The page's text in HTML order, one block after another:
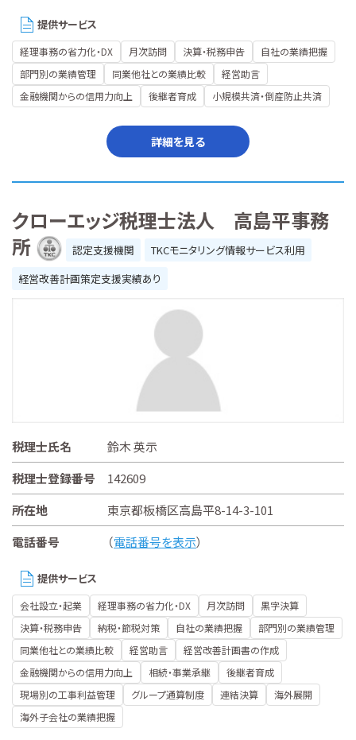
提供サービス
経理事務の省力化・DX 月次訪問 決算・税務申告
自社の業績把握
部門別の業績管理
同業他社との業績比較
経営助言
金融機関からの信用力向上
後継者育成 小規模共済・倒産防止共済
詳細を見る
クローエッジ税理士法人 高島平事務
所
認定支援機関
TKCモニタリング情報サービス利用
経営改善計画策定支援実績あり
税理士氏名
鈴木 英示
税理士登録番号
142609
所在地
東京都板橋区高島平8-14-3-101
電話番号
（電話番号を表示）
提供サービス
会社設立・起業 経理事務の省力化・DX 月次訪問
黒字決算
決算・税務申告
納税・節税対策 自社の業績把握
部門別の業績管理
同業他社との業績比較
経営助言
経営改善計画書の作成
金融機関からの信用力向上
相続・事業承継
後継者育成
現場別の工事利益管理
グループ通算制度 連結決算
海外展開
海外子会社の業績把握